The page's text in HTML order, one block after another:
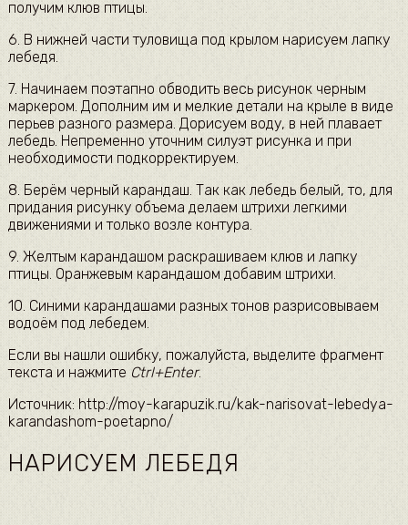
получим клюв птицы.
6. В нижней части туловища под крылом нарисуем лапку
лебедя.
7. Начинаем поэтапно обводить весь рисунок черным
маркером. Дополним им и мелкие детали на крыле в виде
перьев разного размера. Дорисуем воду, в ней плавает
лебедь. Непременно уточним силуэт рисунка и при
необходимости подкорректируем.
8. Берём черный карандаш. Так как лебедь белый, то, для
придания рисунку объема делаем штрихи легкими
движениями и только возле контура.
9. Желтым карандашом раскрашиваем клюв и лапку
птицы. Оранжевым карандашом добавим штрихи.
10. Синими карандашами разных тонов разрисовываем
водоём под лебедем.
Если вы нашли ошибку, пожалуйста, выделите фрагмент
текста и нажмите Ctrl+Enter.
Источник: http://moy-karapuzik.ru/kak-narisovat-lebedya-
karandashom-poetapno/
НАРИСУЕМ ЛЕБЕДЯ